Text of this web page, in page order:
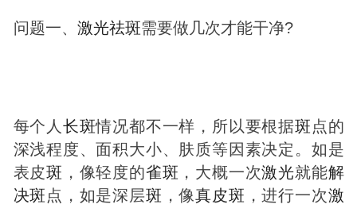
问题一、 激光祛斑需要做几次才能干净?
每个人 长斑情况都不一样，所以要根据斑 点的
深浅程度、面积大小、肤质等因素决定。如是
表皮斑 ，像轻度的雀斑 ，大概一次激光就能解
决斑 点，如是深层斑 ，像真皮斑 ，进行一次激